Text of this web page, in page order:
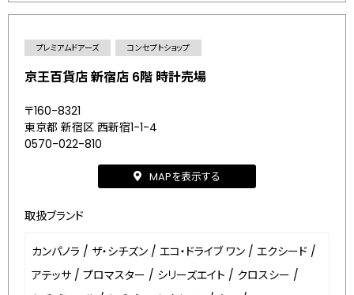
プレミアムドアーズ コンセプトショップ
京王百貨店 新宿店 6階 時計売場
〒160-8321
東京都 新宿区 西新宿1-1-4
0570-022-810
MAPを表示する
取扱ブランド
カンパノラ / ザ・シチズン / エコ・ドライブ ワン / エクシード /
アテッサ / プロマスター / シリーズエイト / クロスシー /